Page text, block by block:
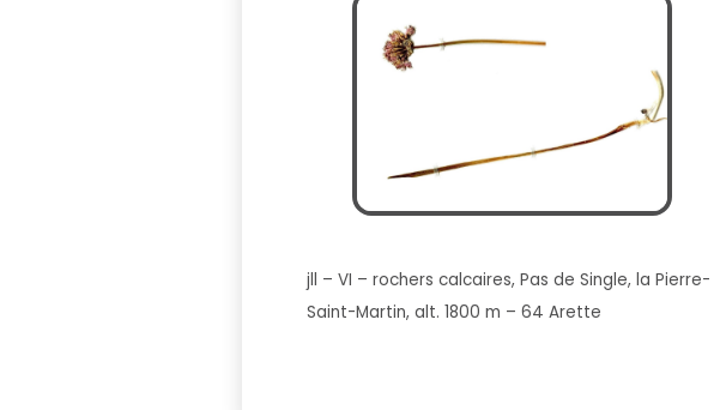
jll – VI – rochers calcaires, Pas de Single, la Pierre-
Saint-Martin, alt. 1800 m – 64 Arette